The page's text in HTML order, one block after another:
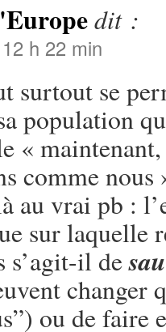
dit :
h 22 min
surtout se
population
«
comme nous
au vrai pb :
sur laquelle
s’agit-il de
changer
ou de faire